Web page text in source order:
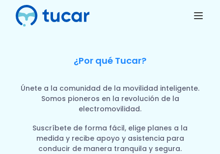
¿Por qué Tucar?
Únete a la comunidad de la movilidad inteligente.
Somos pioneros en la revolución de la
electromovilidad.
Suscríbete de forma fácil, elige planes a la
medida y recibe apoyo y asistencia para
conducir de manera tranquila y segura.